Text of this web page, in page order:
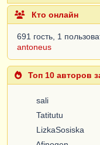
Кто онлайн
691 гость, 1
antoneus
Топ 10 авторов
sali
Tatitutu
LizkaSosiska